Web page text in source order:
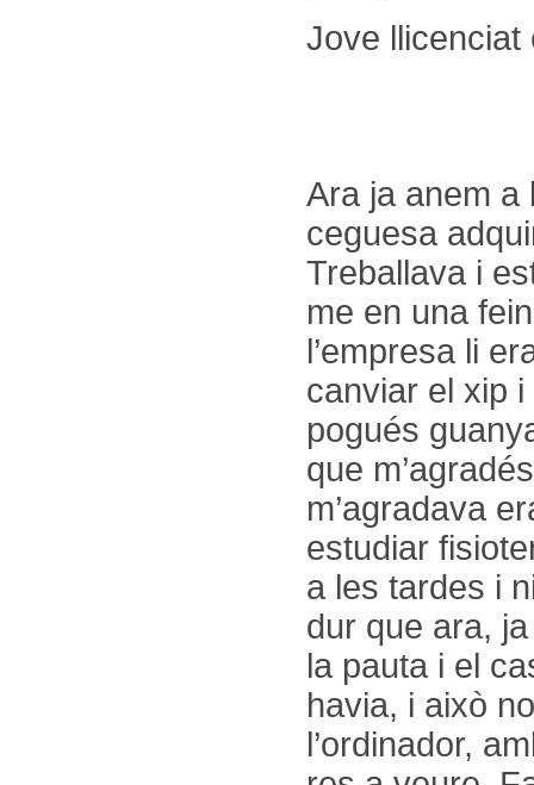
Jove llicenciat
Ara ja anem a
ceguesa
Treballava i
me en una
l’empresa li
canviar el xip
pogués
que
m’agradava
estudiar
a les tardes i
dur que ara,
la pauta i el
havia, i això
l’ordinador,